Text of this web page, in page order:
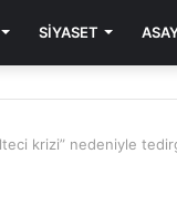
SIYASET
krizi” nedeniyle